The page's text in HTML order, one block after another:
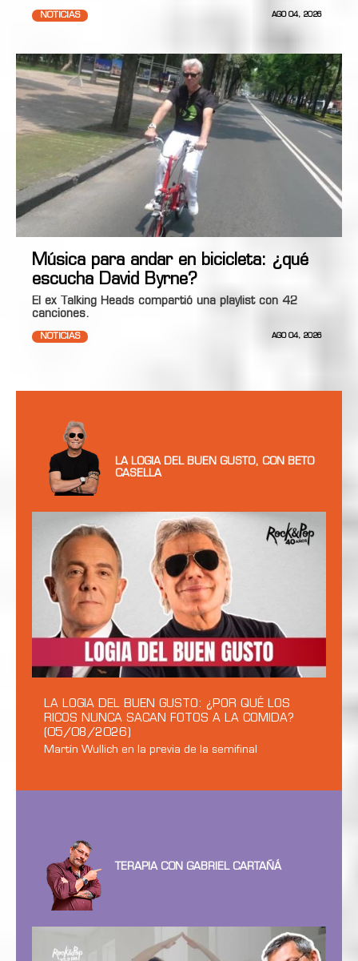
NOTICIAS AGO 04, 2026
Música para andar en bicicleta: ¿qué
escucha David Byrne?
El ex Talking Heads compartió una playlist con 42
canciones.
NOTICIAS AGO 04, 2026
LA LOGIA DEL BUEN GUSTO, CON BETO
CASELLA
LA LOGIA DEL BUEN GUSTO: ¿POR QUÉ LOS
RICOS NUNCA SACAN FOTOS A LA COMIDA?
(05/08/2026)
Martín Wullich en la previa de la semifinal
TERAPIA CON GABRIEL CARTAÑÁ